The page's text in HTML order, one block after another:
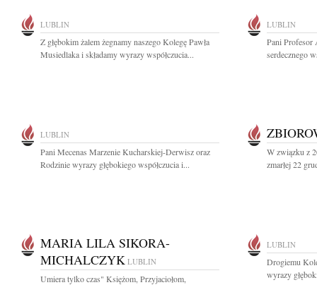
LUBLIN
Z głębokim żalem żegnamy naszego Kolegę Pawła
Musiedlaka i składamy wyrazy współczucia...
LUBLIN
Pani Profesor
serdecznego
LUBLIN
Pani Mecenas Marzenie Kucharskiej-Derwisz oraz
Rodzinie wyrazy głębokiego współczucia i...
W związku z
zmarłej 22
MARIA LILA SIKORA-
MICHALCZYK LUBLIN
Umiera tylko czas" Księżom, Przyjaciołom,
LUBLIN
Drogiemu
wyrazy